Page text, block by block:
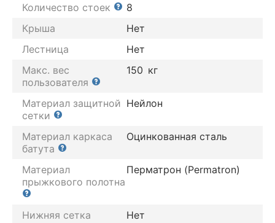
Количество стоек
8
Крыша
Нет
Лестница
Нет
Макс. вес
пользователя
150 кг
Материал защитной
сетки
Нейлон
Материал каркаса
батута
Оцинкованная сталь
Материал
прыжкового полотна
Перматрон (Permatron)
Нижняя сетка
Нет